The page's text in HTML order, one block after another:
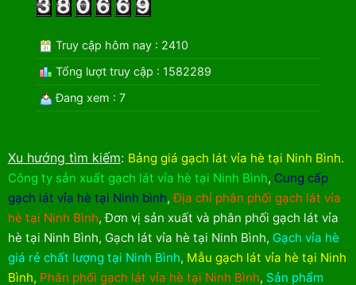
Truy cập hôm nay : 2410
Tổng lượt truy cập : 1582289
Đang xem : 7
Xu hướng tìm kiếm: Bảng giá gạch lát vỉa hè tại Ninh Bình.
Công ty sản xuất gạch lát vỉa hè tại Ninh Bình, Cung cấp
gạch lát vỉa hè tại Ninh bình,Địa chỉ phân phối gạch lát vỉa
hè tại Ninh Bình,Đơn vị sản xuất và phân phối gạch lát vỉa
hè tại Ninh Bình, Gạch lát vỉa hè tại Ninh Bình, Gạch vỉa hè
giá rẻ chất lượng tại Ninh Bình, Mẫu gạch lát vỉa hè tại Ninh
Bình, Phân phối gạch lát vỉa hè tại Ninh Bình, Sản phẩm